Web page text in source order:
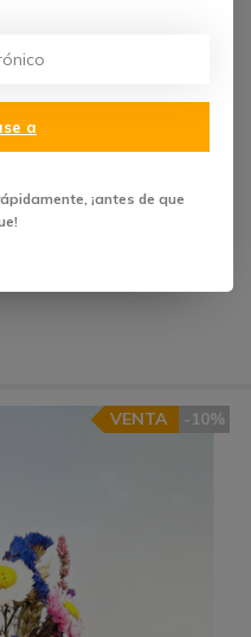
-10%
VENTA
a
¡antes de que